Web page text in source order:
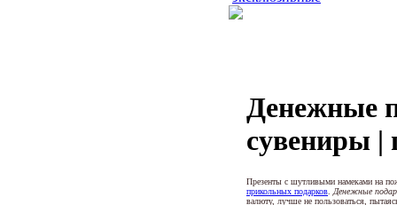
Денежные
сувениры |
Презенты с шутливыми намеками на
прикольных подарков Денежные
валюту, лучше не пользоваться,